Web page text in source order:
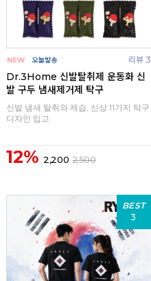
리뷰 3
Dr.3Home 신발탈취제 운동화 신
발 구두 냄새제거제 탁구
신발 냄새 탈취와 제습, 신상 11가지 탁구
디자인 입고
12% 2,200 2,500
BEST
3